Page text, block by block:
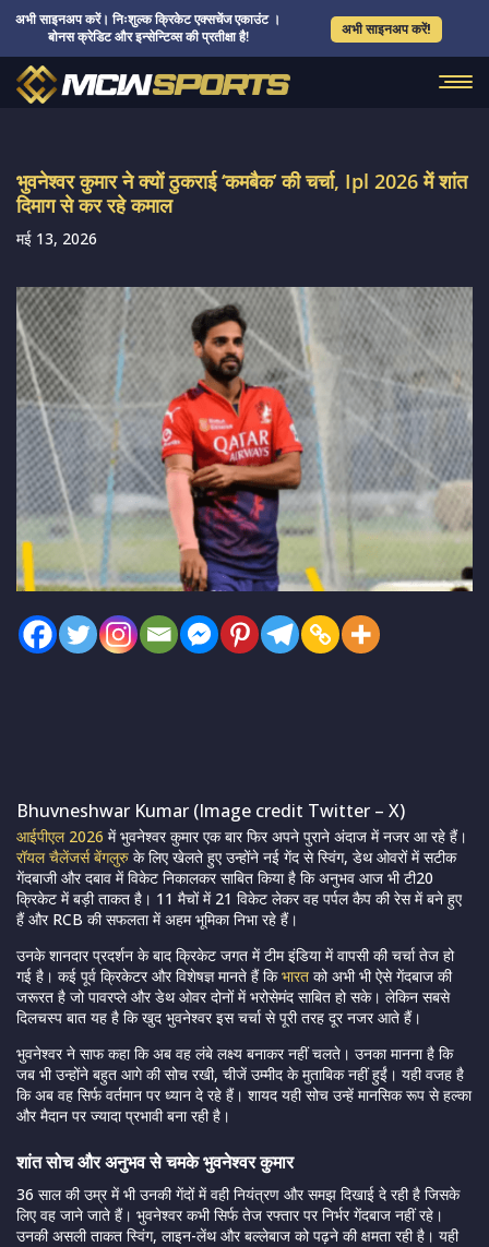
अभी साइनअप करें। निःशुल्क क्रिकेट एक्सचेंज एकाउंट ।
बोनस क्रेडिट और इन्सेन्टिव्स की प्रतीक्षा है!
अभी साइनअप करें!
भुवनेश्वर कुमार ने क्यों ठुकराई ‘कमबैक’ की चर्चा, Ipl 2026 में शांत
दिमाग से कर रहे कमाल
मई 13, 2026
Bhuvneshwar Kumar (Image credit Twitter – X)
आईपीएल 2026 में भुवनेश्वर कुमार एक बार फिर अपने पुराने अंदाज में नजर आ रहे हैं।
रॉयल चैलेंजर्स बेंगलुरु के लिए खेलते हुए उन्होंने नई गेंद से स्विंग, डेथ ओवरों में सटीक
गेंदबाजी और दबाव में विकेट निकालकर साबित किया है कि अनुभव आज भी टी20
क्रिकेट में बड़ी ताकत है। 11 मैचों में 21 विकेट लेकर वह पर्पल कैप की रेस में बने हुए
हैं और RCB की सफलता में अहम भूमिका निभा रहे हैं।
उनके शानदार प्रदर्शन के बाद क्रिकेट जगत में टीम इंडिया में वापसी की चर्चा तेज हो
गई है। कई पूर्व क्रिकेटर और विशेषज्ञ मानते हैं किभारत को अभी भी ऐसे गेंदबाज की
जरूरत है जो पावरप्ले और डेथ ओवर दोनों में भरोसेमंद साबित हो सके। लेकिन सबसे
दिलचस्प बात यह है कि खुद भुवनेश्वर इस चर्चा से पूरी तरह दूर नजर आते हैं।
भुवनेश्वर ने साफ कहा कि अब वह लंबे लक्ष्य बनाकर नहीं चलते। उनका मानना है कि
जब भी उन्होंने बहुत आगे की सोच रखी, चीजें उम्मीद के मुताबिक नहीं हुईं। यही वजह है
कि अब वह सिर्फ वर्तमान पर ध्यान दे रहे हैं। शायद यही सोच उन्हें मानसिक रूप से हल्का
और मैदान पर ज्यादा प्रभावी बना रही है।
शांत सोच और अनुभव से चमके भुवनेश्वर कुमार
36 साल की उम्र में भी उनकी गेंदों में वही नियंत्रण और समझ दिखाई दे रही है जिसके
लिए वह जाने जाते हैं। भुवनेश्वर कभी सिर्फ तेज रफ्तार पर निर्भर गेंदबाज नहीं रहे।
उनकी असली ताकत स्विंग, लाइन-लेंथ और बल्लेबाज को पढ़ने की क्षमता रही है। यही